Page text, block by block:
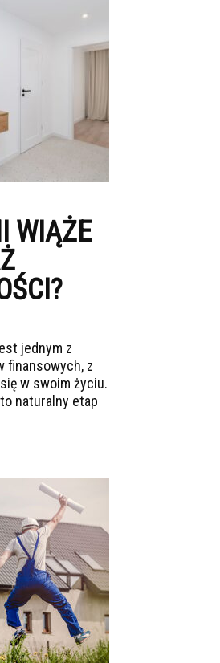
WIĄŻE
jednym z
finansowych, z
w swoim życiu.
naturalny etap